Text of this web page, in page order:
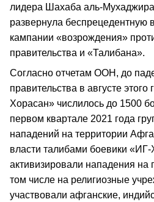
лидера Шахаба аль-Мухаджира
развернула беспрецедентную
кампании «возрождения»
правительства и «Талибана».
Согласно отчетам ООН, до
правительства в августе
Хорасан» числилось до 1500
первом квартале 2021 года
нападений на территории
власти талибами боевики
активизировали нападения на
том числе на религиозные
участвовали афганские,